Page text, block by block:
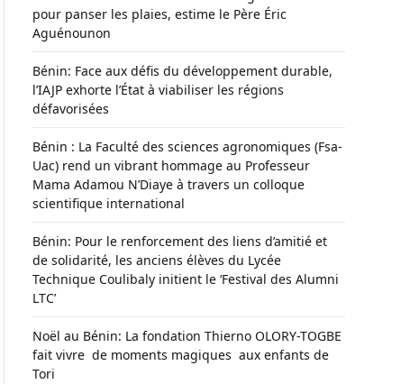
pour panser les plaies, estime le Père Éric
Aguénounon
Bénin: Face aux défis du développement durable,
l’IAJP exhorte l’État à viabiliser les régions
défavorisées
Bénin : La Faculté des sciences agronomiques (Fsa-
Uac) rend un vibrant hommage au Professeur
Mama Adamou N’Diaye à travers un colloque
scientifique international
Bénin: Pour le renforcement des liens d’amitié et
de solidarité, les anciens élèves du Lycée
Technique Coulibaly initient le ‘Festival des Alumni
LTC’
Noël au Bénin: La fondation Thierno OLORY-TOGBE
fait vivre de moments magiques aux enfants de
Tori